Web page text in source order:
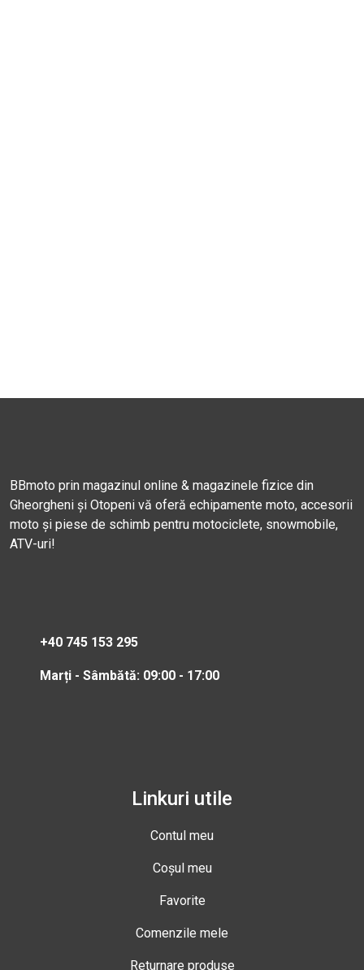
BBmoto prin magazinul online & magazinele fizice din
Gheorgheni și Otopeni vă oferă echipamente moto, accesorii
moto și piese de schimb pentru motociclete, snowmobile,
ATV-uri!
+40 745 153 295
Marți - Sâmbătă: 09:00 - 17:00
Linkuri utile
Contul meu
Coșul meu
Favorite
Comenzile mele
Returnare produse